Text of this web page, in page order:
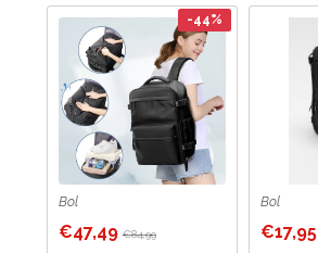
-44%
Bol
€47,49€84,99
Bol
€17,95